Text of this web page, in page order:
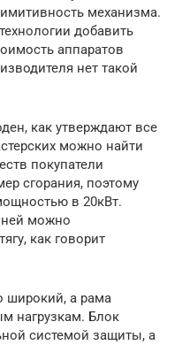
механизма.
добавить
аппаратов
нет такой
как утверждают все
можно найти
покупатели
сгорания, поэтому
в 20кВт.
ней можно
как говорит
широкий, а рама
нагрузкам. Блок
системой защиты, а